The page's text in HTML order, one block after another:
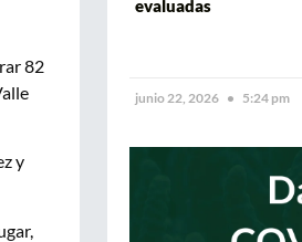
82
y
evaluadas
junio 22, 2026 5:24 pm